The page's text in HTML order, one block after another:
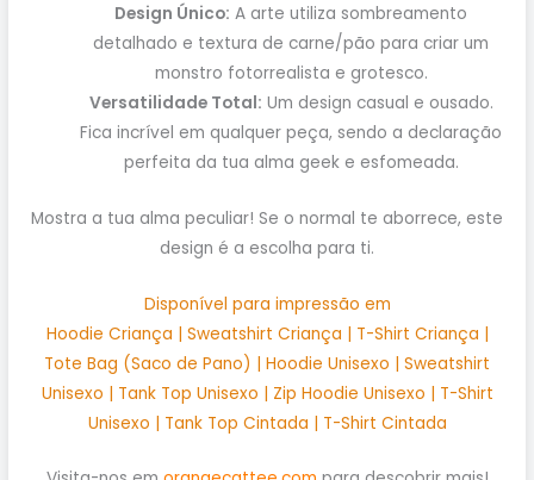
Design Único: A arte utiliza sombreamento
detalhado e textura de carne/pão para criar um
monstro fotorrealista e grotesco.
Versatilidade Total: Um design casual e ousado.
Fica incrível em qualquer peça, sendo a declaração
perfeita da tua alma geek e esfomeada.
Mostra a tua alma peculiar! Se o normal te aborrece, este
design é a escolha para ti.
Disponível para impressão em
Hoodie Criança | Sweatshirt Criança | T-Shirt Criança |
Tote Bag (Saco de Pano) | Hoodie Unisexo | Sweatshirt
Unisexo | Tank Top Unisexo | Zip Hoodie Unisexo | T-Shirt
Unisexo | Tank Top Cintada | T-Shirt Cintada